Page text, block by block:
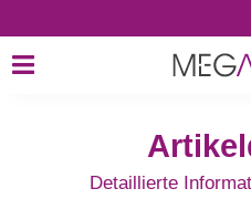
Detaillierte